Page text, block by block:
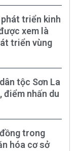
triển kinh
xem là
triển vùng
tộc Sơn La
điểm nhấn du
trong
hóa cơ sở